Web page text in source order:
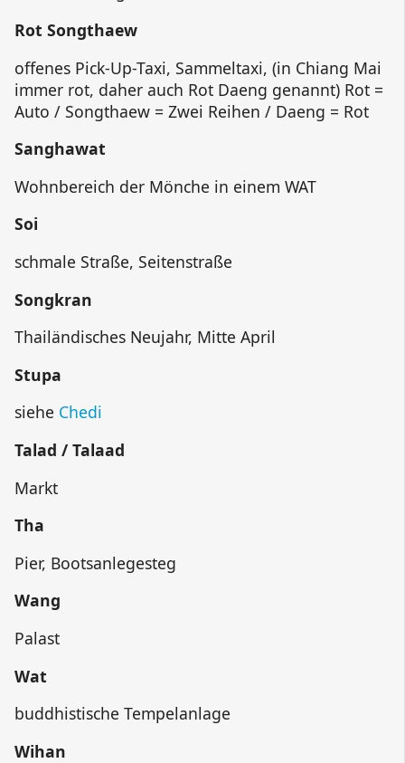
Rot Songthaew
offenes Pick-Up-Taxi, Sammeltaxi, (in Chiang Mai
immer rot, daher auch Rot Daeng genannt) Rot =
Auto / Songthaew = Zwei Reihen / Daeng = Rot
Sanghawat
Wohnbereich der Mönche in einem WAT
Soi
schmale Straße, Seitenstraße
Songkran
Thailändisches Neujahr, Mitte April
Stupa
siehe Chedi
Talad / Talaad
Markt
Tha
Pier, Bootsanlegesteg
Wang
Palast
Wat
buddhistische Tempelanlage
Wihan